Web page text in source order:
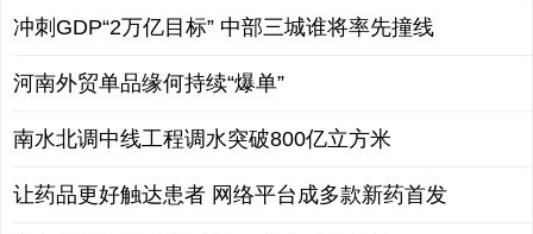
冲刺GDP“2万亿目标” 中部三城谁将率先撞线
河南外贸单品缘何持续“爆单”
南水北调中线工程调水突破800亿立方米
让药品更好触达患者 网络平台成多款新药首发